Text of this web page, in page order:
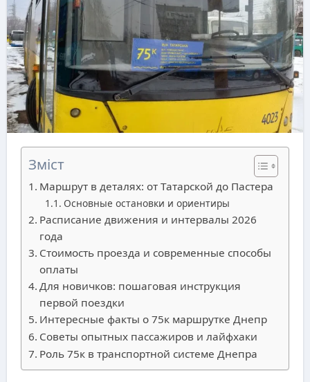
Зміст
Маршрут в деталях: от Татарской до Пастера
Основные остановки и ориентиры
Расписание движения и интервалы 2026
года
Стоимость проезда и современные способы
оплаты
Для новичков: пошаговая инструкция
первой поездки
Интересные факты о 75к маршрутке Днепр
Советы опытных пассажиров и лайфхаки
Роль 75к в транспортной системе Днепра